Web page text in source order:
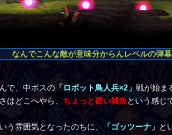
なんでこんな敵が意味分からんレベルの弾
で、中ボスの 「ロボット鳥人兵×2」 戦が始ま
はどこへやら、 ちょっと硬い雑魚という感じ
雰囲気となったのちに、
「ゴッツーナ」 と